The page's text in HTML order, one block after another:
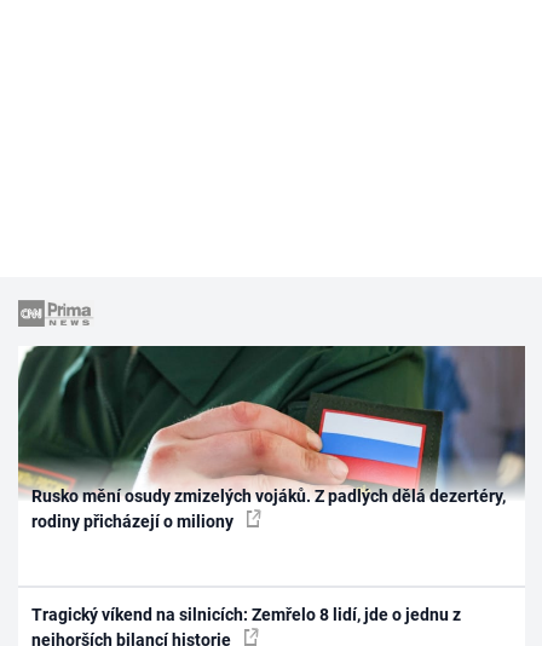
Rusko mění osudy zmizelých vojáků. Z padlých dělá dezertéry,
rodiny přicházejí o miliony
Tragický víkend na silnicích: Zemřelo 8 lidí, jde o jednu z
nejhorších bilancí historie